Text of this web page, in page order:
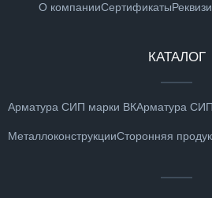
О компанииСертификаты
КАТАЛОГ
Арматура СИП марки ВКАрматура
МеталлоконструкцииСторонняя